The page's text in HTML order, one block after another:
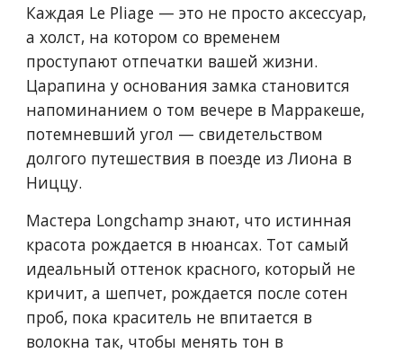
Каждая Le Pliage — это не просто аксессуар,
а холст, на котором со временем
проступают отпечатки вашей жизни.
Царапина у основания замка становится
напоминанием о том вечере в Марракеше,
потемневший угол — свидетельством
долгого путешествия в поезде из Лиона в
Ниццу.
Мастера Longchamp знают, что истинная
красота рождается в нюансах. Тот самый
идеальный оттенок красного, который не
кричит, а шепчет, рождается после сотен
проб, пока краситель не впитается в
волокна так, чтобы менять тон в